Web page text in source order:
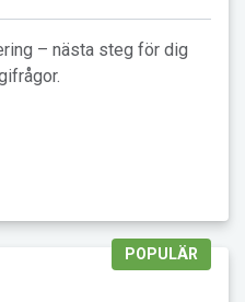
– nästa steg för dig
POPULÄR